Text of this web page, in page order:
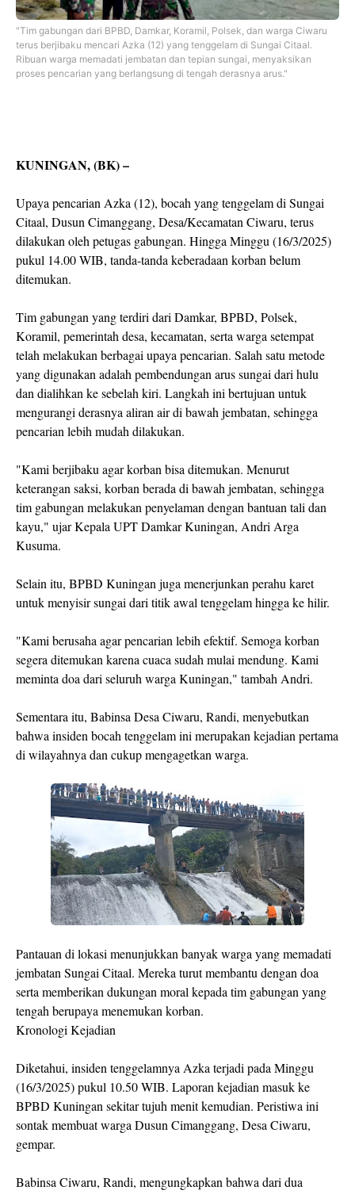
"Tim gabungan dari BPBD, Damkar, Koramil, Polsek, dan warga Ciwaru
terus berjibaku mencari Azka (12) yang tenggelam di Sungai Citaal.
Ribuan warga memadati jembatan dan tepian sungai, menyaksikan
proses pencarian yang berlangsung di tengah derasnya arus."
KUNINGAN, (BK) –
Upaya pencarian Azka (12), bocah yang tenggelam di Sungai
Citaal, Dusun Cimanggang, Desa/Kecamatan Ciwaru, terus
dilakukan oleh petugas gabungan. Hingga Minggu (16/3/2025)
pukul 14.00 WIB, tanda-tanda keberadaan korban belum
ditemukan.
Tim gabungan yang terdiri dari Damkar, BPBD, Polsek,
Koramil, pemerintah desa, kecamatan, serta warga setempat
telah melakukan berbagai upaya pencarian. Salah satu metode
yang digunakan adalah pembendungan arus sungai dari hulu
dan dialihkan ke sebelah kiri. Langkah ini bertujuan untuk
mengurangi derasnya aliran air di bawah jembatan, sehingga
pencarian lebih mudah dilakukan.
"Kami berjibaku agar korban bisa ditemukan. Menurut
keterangan saksi, korban berada di bawah jembatan, sehingga
tim gabungan melakukan penyelaman dengan bantuan tali dan
kayu," ujar Kepala UPT Damkar Kuningan, Andri Arga
Kusuma.
Selain itu, BPBD Kuningan juga menerjunkan perahu karet
untuk menyisir sungai dari titik awal tenggelam hingga ke hilir.
"Kami berusaha agar pencarian lebih efektif. Semoga korban
segera ditemukan karena cuaca sudah mulai mendung. Kami
meminta doa dari seluruh warga Kuningan," tambah Andri.
Sementara itu, Babinsa Desa Ciwaru, Randi, menyebutkan
bahwa insiden bocah tenggelam ini merupakan kejadian pertama
di wilayahnya dan cukup mengagetkan warga.
Pantauan di lokasi menunjukkan banyak warga yang memadati
jembatan Sungai Citaal. Mereka turut membantu dengan doa
serta memberikan dukungan moral kepada tim gabungan yang
tengah berupaya menemukan korban.
Kronologi Kejadian
Diketahui, insiden tenggelamnya Azka terjadi pada Minggu
(16/3/2025) pukul 10.50 WIB. Laporan kejadian masuk ke
BPBD Kuningan sekitar tujuh menit kemudian. Peristiwa ini
sontak membuat warga Dusun Cimanggang, Desa Ciwaru,
gempar.
Babinsa Ciwaru, Randi, mengungkapkan bahwa dari dua